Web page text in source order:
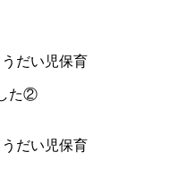
うだい児保育
た②
うだい児保育